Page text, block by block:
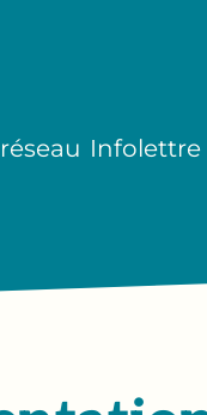
Infolettre